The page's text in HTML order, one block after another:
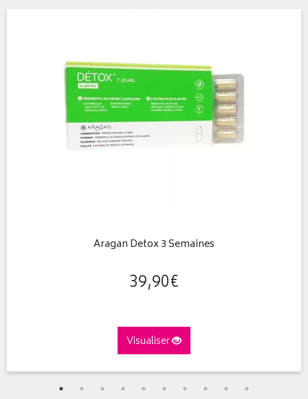
Aragan Detox 3 Semaines
39,90€
Visualiser